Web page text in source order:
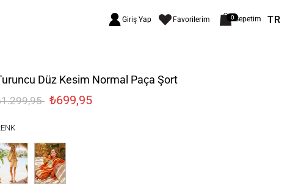
Giriş Yap Favorilerim 0Sepetim TR
Düz Kesim Normal Paça Şort
₺699,95